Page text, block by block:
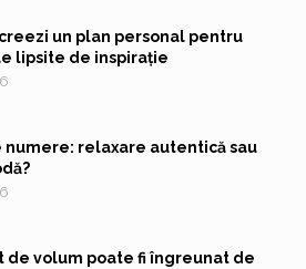
un plan personal pentru
lipsite de inspirație
numere: relaxare autentică sau
de volum poate fi îngreunat de